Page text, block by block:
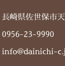
長崎県佐世保市
0956-23-9990
info@dainichi-